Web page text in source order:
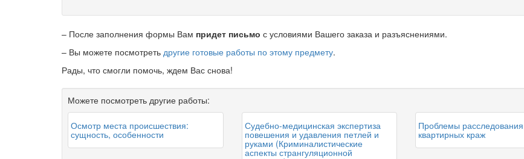
– После заполнения формы Вам придет письмо с условиями Вашего заказа и разъяснениями.
– Вы можете посмотреть другие готовые работы по этому предмету.
Рады, что смогли помочь, ждем Вас снова!
Можете посмотреть другие работы:
Осмотр места происшествия:
сущность, особенности
Судебно-медицинская экспертиза
повешения и удавления петлей и
руками (Криминалистические
аспекты странгуляционной
Проблемы расследования
квартирных краж